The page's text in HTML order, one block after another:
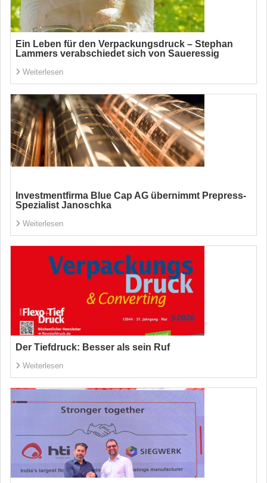
Ein Leben für den Verpackungsdruck – Stephan
Lammers verabschiedet sich von Saueressig
Weiterlesen
Investmentfirma Blue Cap AG übernimmt Prepress-
Spezialist Janoschka
Weiterlesen
Der Tiefdruck: Besser als sein Ruf
Weiterlesen